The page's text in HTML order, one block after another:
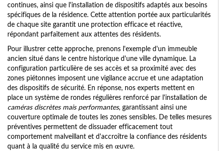
continues, ainsi que l'installation de dispositifs adaptés aux besoins
spécifiques de la résidence. Cette attention portée aux particularités
de chaque site garantit une protection efficace et réactive,
répondant parfaitement aux attentes des résidents.
Pour illustrer cette approche, prenons l'exemple d'un immeuble
ancien situé dans le centre historique d'une ville dynamique. La
configuration particulière de ses accès et sa proximité avec des
zones piétonnes imposent une vigilance accrue et une adaptation
des dispositifs de sécurité. En réponse, nos experts mettent en
place un système de rondes régulières renforcé par l'installation de
caméras discrètes mais performantes, garantissant ainsi une
couverture optimale de toutes les zones sensibles. De telles mesures
préventives permettent de dissuader efficacement tout
comportement malveillant et d'accroître la confiance des résidents
quant à la qualité du service mis en œuvre.